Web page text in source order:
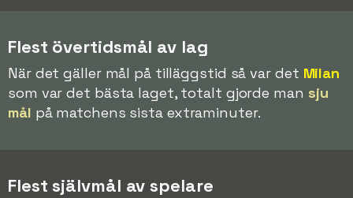
Flest övertidsmål av lag
När det gäller mål på tilläggstid så var det Milan
som var det bästa laget, totalt gjorde man sju
mål på matchens sista extraminuter.
Flest självmål av spelare